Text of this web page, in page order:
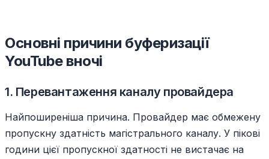
Основні причини буферизації
YouTube вночі
1. Перевантаження каналу провайдера
Найпоширеніша причина. Провайдер має обмежену
пропускну здатність магістрального каналу. У пікові
години цієї пропускної здатності не вистачає на